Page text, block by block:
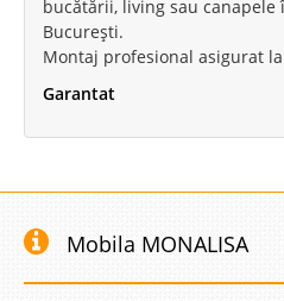
bucătării, living sau canapele
București.
Montaj profesional asigurat
Garantat
Mobila MONALISA